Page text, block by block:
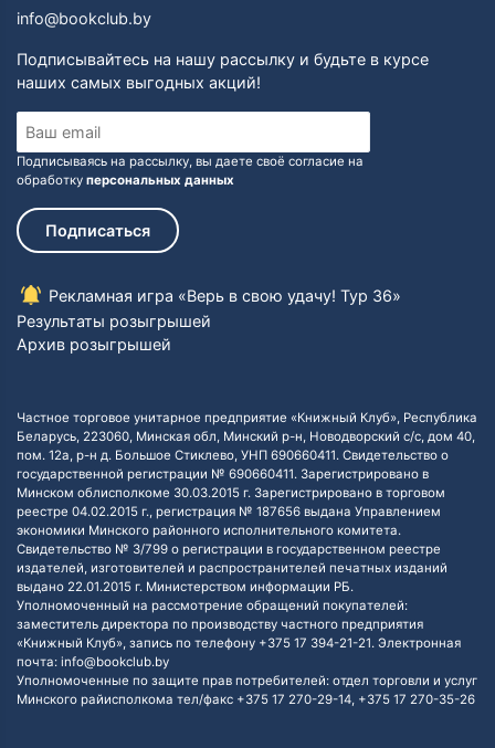
info@bookclub.by
Подписывайтесь на нашу рассылку и будьте в курсе
наших самых выгодных акций!
Подписываясь на рассылку, вы даете своё согласие на
обработку персональных данных
Подписаться
Рекламная игра «Верь в свою удачу! Тур 36»
Результаты розыгрышей
Архив розыгрышей
Частное торговое унитарное предприятие «Книжный Клуб», Республика
Беларусь, 223060, Минская обл, Минский р-н, Новодворский с/с, дом 40,
пом. 12а, р-н д. Большое Стиклево, УНП 690660411. Свидетельство о
государственной регистрации № 690660411. Зарегистрировано в
Минском облисполкоме 30.03.2015 г. Зарегистрировано в торговом
реестре 04.02.2015 г., регистрация № 187656 выдана Управлением
экономики Минского районного исполнительного комитета.
Свидетельство № 3/799 о регистрации в государственном реестре
издателей, изготовителей и распространителей печатных изданий
выдано 22.01.2015 г. Министерством информации РБ.
Уполномоченный на рассмотрение обращений покупателей:
заместитель директора по производству частного предприятия
«Книжный Клуб», запись по телефону +375 17 394-21-21. Электронная
почта: info@bookclub.by
Уполномоченные по защите прав потребителей: отдел торговли и услуг
Минского райисполкома тел/факс +375 17 270-29-14, +375 17 270-35-26